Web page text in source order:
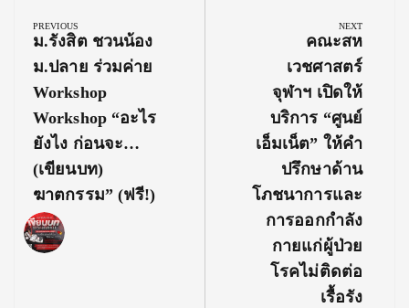
navigation
PREVIOUS
Previous
Post:
ม.รังสิต ชวนน้อง
ม.ปลาย ร่วมค่าย
Workshop
Workshop “อะไร
ยังไง ก่อนจะ…
(เขียนบท)
ฆาตกรรม” (ฟรี!)
NEXT
Next
Post:
คณะสห
เวชศาสตร์
จุฬาฯ เปิดให้
บริการ “ศูนย์
เอ็มเน็ต” ให้คำ
ปรึกษาด้าน
โภชนาการและ
การออกกำลัง
กายแก่ผู้ป่วย
โรคไม่ติดต่อ
เรื้อรัง